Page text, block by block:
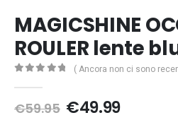
MAGICSHINE
ROULER lente
( Ancora non ci sono
€59.95 Il
€49.99Il